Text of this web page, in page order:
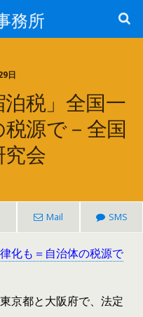
務所
日
泊税」全国一
源で－全国
会
Mail SMS
化も＝自治体の税源で
京都と大阪府で、法定